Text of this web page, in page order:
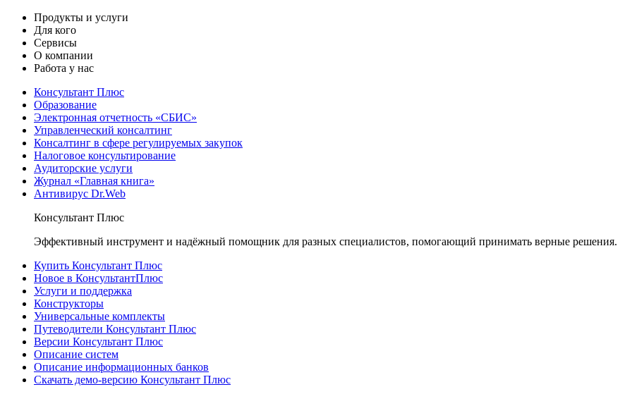
Продукты и услуги
Для кого
Сервисы
О компании
Работа у нас
Консультант Плюс
Образование
Электронная отчетность «СБИС»
Управленческий консалтинг
Консалтинг в сфере регулируемых закупок
Налоговое консультирование
Аудиторские услуги
Журнал «Главная книга»
Антивирус Dr.Web
Консультант Плюс
Эффективный инструмент и надёжный помощник для разных специалистов, помогающий принимать верные решения.
Купить Консультант Плюс
Новое в КонсультантПлюс
Услуги и поддержка
Конструкторы
Универсальные комплекты
Путеводители Консультант Плюс
Версии Консультант Плюс
Описание систем
Описание информационных банков
Скачать демо-версию Консультант Плюс